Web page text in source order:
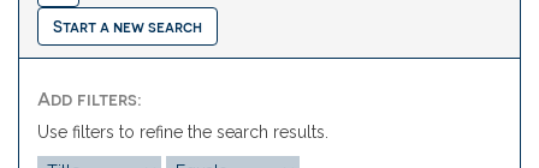
Start a new search
Add filters:
Use filters to refine the search results.